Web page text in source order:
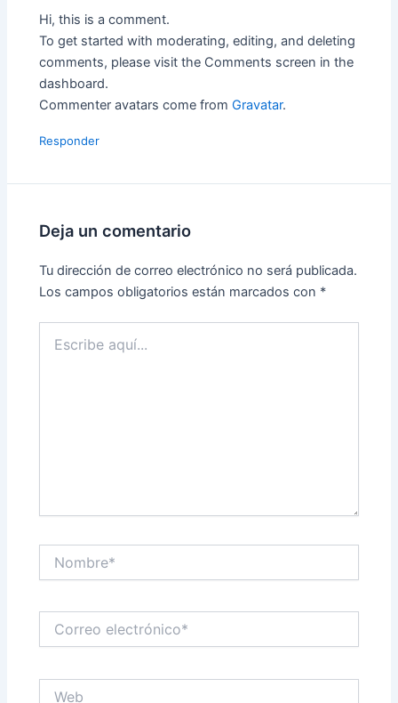
Hi, this is a comment.
To get started with moderating, editing, and deleting
comments, please visit the Comments screen in the
dashboard.
Commenter avatars come fromGravatar.
Responder
Deja un comentario
Tu dirección de correo electrónico no será publicada.
Los campos obligatorios están marcados con *
aquí...
electrónico*